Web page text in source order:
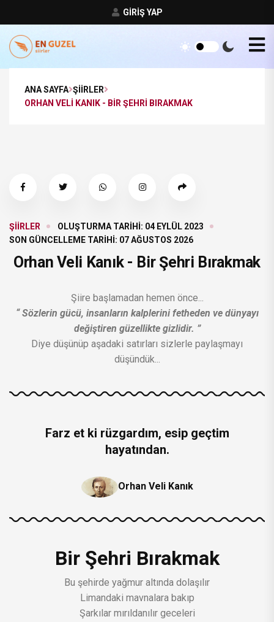
GIRIŞ YAP
ANA SAYFA ŞIIRLER
ORHAN VELI KANIK - BIR ŞEHRI BIRAKMAK
ŞIIRLER
OLUŞTURMA TARIHI: 04 EYLÜL 2023
SON GÜNCELLEME TARIHI: 07 AĞUSTOS 2026
Orhan Veli Kanık - Bir Şehri Bırakmak
Şiire başlamadan hemen önce...
“ Sözlerin gücü, insanların kalplerini fetheden ve dünyayı
değiştiren güzellikte gizlidir. ”
Diye düşünüp aşadaki satırları sizlerle paylaşmayı
düşündük...
Farz et ki rüzgardım, esip geçtim
hayatından.
Orhan Veli Kanık
Bir Şehri Bırakmak
Bu şehirde yağmur altında dolaşılır
Limandaki mavnalara bakıp
Şarkılar mırıldanılır geceleri